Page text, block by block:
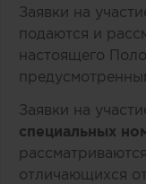
Заявки на
подаются и
настоящего
Заявки на
специальных
отличающихся